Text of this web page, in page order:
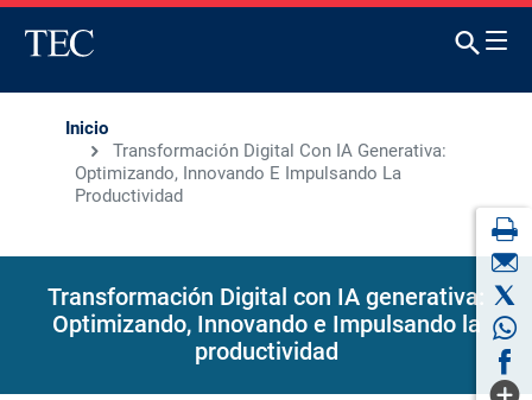
Inicio
Transformación Digital Con IA Generativa:
Optimizando, Innovando E Impulsando La
Productividad
Transformación Digital con IA generativa:
Optimizando, Innovando e Impulsando la
productividad